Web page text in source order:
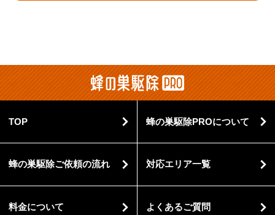
TOP 蜂の巣駆除PROについて
蜂の巣駆除ご依頼の流れ 対応エリア一覧
料金について よくあるご質問